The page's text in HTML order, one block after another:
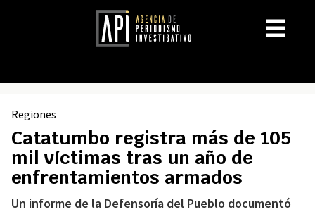
Regiones
Catatumbo registra más de 105
mil víctimas tras un año de
enfrentamientos armados
Un informe de la Defensoría del Pueblo documentó